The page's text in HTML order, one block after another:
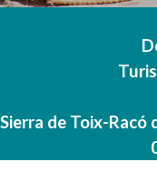
Sierra de Toix-Racó